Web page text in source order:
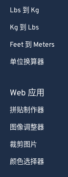
Lbs 到 Kg
Kg 到 Lbs
Feet 到 Meters
单位换算器
Web 应用
拼贴制作器
图像调整器
裁剪图片
颜色选择器